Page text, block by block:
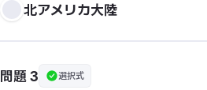
北アメリカ大陸
問題 3 選択式